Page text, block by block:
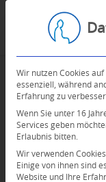
Wir nutzen Cookies
essenziell, während
Erfahrung zu
Wenn Sie unter 16
Services geben
Erlaubnis bitten.
Wir verwenden
Einige von ihnen sind
Website und Ihre